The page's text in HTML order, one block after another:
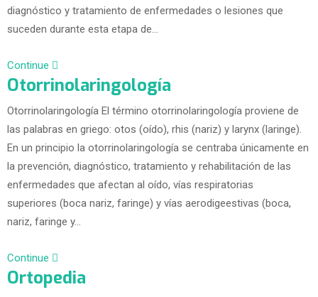
diagnóstico y tratamiento de enfermedades o lesiones que
suceden durante esta etapa de…
Continue
Otorrinolaringología
Otorrinolaringología El término otorrinolaringología proviene de
las palabras en griego: otos (oído), rhis (nariz) y larynx (laringe).
En un principio la otorrinolaringología se centraba únicamente en
la prevención, diagnóstico, tratamiento y rehabilitación de las
enfermedades que afectan al oído, vías respiratorias
superiores (boca nariz, faringe) y vías aerodigeestivas (boca,
nariz, faringe y…
Continue
Ortopedia